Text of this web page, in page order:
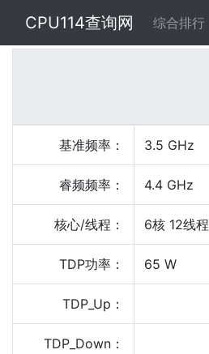
CPU114查询网 综合排行
基准频率： 3.5 GHz
睿频频率： 4.4 GHz
核心/线程： 6核 12线程
TDP功率： 65 W
TDP_Up：
TDP_Down：